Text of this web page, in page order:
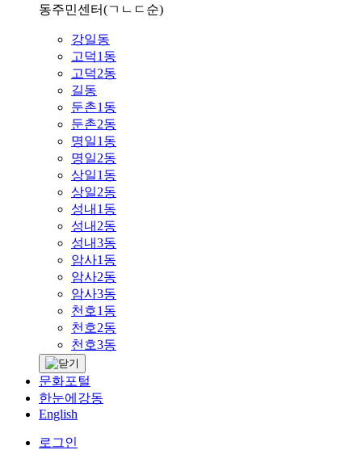
동주민센터(ㄱㄴㄷ순)
강일동
고덕1동
고덕2동
길동
둔촌1동
둔촌2동
명일1동
명일2동
상일1동
상일2동
성내1동
성내2동
성내3동
암사1동
암사2동
암사3동
천호1동
천호2동
천호3동
문화포털
한눈에강동
English
로그인